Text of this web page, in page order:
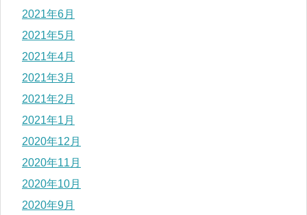
2021年6月
2021年5月
2021年4月
2021年3月
2021年2月
2021年1月
2020年12月
2020年11月
2020年10月
2020年9月